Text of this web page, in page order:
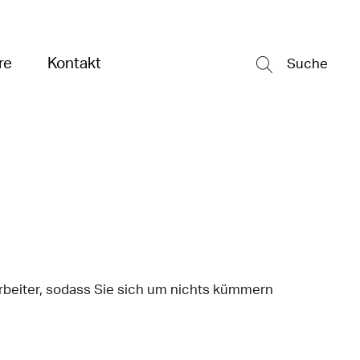
Kontakt Suche
sodass Sie sich um nichts kümmern